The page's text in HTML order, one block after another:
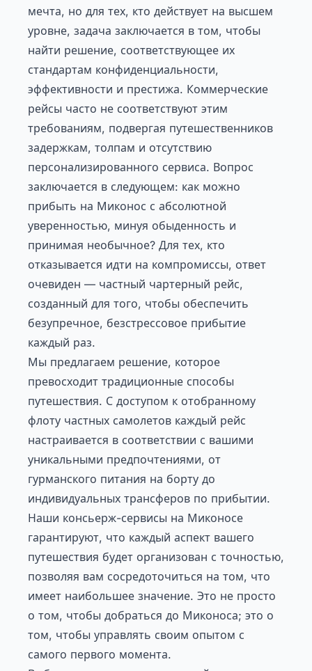
мечта, но для тех, кто действует на высшем
уровне, задача заключается в том, чтобы
найти решение, соответствующее их
стандартам конфиденциальности,
эффективности и престижа. Коммерческие
рейсы часто не соответствуют этим
требованиям, подвергая путешественников
задержкам, толпам и отсутствию
персонализированного сервиса. Вопрос
заключается в следующем: как можно
прибыть на Миконос с абсолютной
уверенностью, минуя обыденность и
принимая необычное? Для тех, кто
отказывается идти на компромиссы, ответ
очевиден — частный чартерный рейс,
созданный для того, чтобы обеспечить
безупречное, безстрессовое прибытие
каждый раз.
Мы предлагаем решение, которое
превосходит традиционные способы
путешествия. С доступом к отобранному
флоту частных самолетов каждый рейс
настраивается в соответствии с вашими
уникальными предпочтениями, от
гурманского питания на борту до
индивидуальных трансферов по прибытии.
Наши консьерж-сервисы на Миконосе
гарантируют, что каждый аспект вашего
путешествия будет организован с точностью,
позволяя вам сосредоточиться на том, что
имеет наибольшее значение. Это не просто
о том, чтобы добраться до Миконоса; это о
том, чтобы управлять своим опытом с
самого первого момента.